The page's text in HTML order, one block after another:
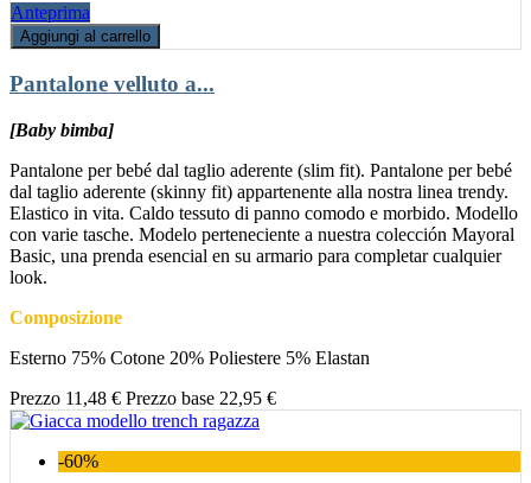
Anteprima
Aggiungi al carrello
Pantalone velluto a...
[Baby bimba]
Pantalone per bebé dal taglio aderente (slim fit). Pantalone per bebé
dal taglio aderente (skinny fit) appartenente alla nostra linea trendy.
Elastico in vita. Caldo tessuto di panno comodo e morbido. Modello
con varie tasche. Modelo perteneciente a nuestra colección Mayoral
Basic, una prenda esencial en su armario para completar cualquier
look.
Composizione
Esterno 75% Cotone 20% Poliestere 5% Elastan
Prezzo 11,48 € Prezzo base 22,95 €
-60%